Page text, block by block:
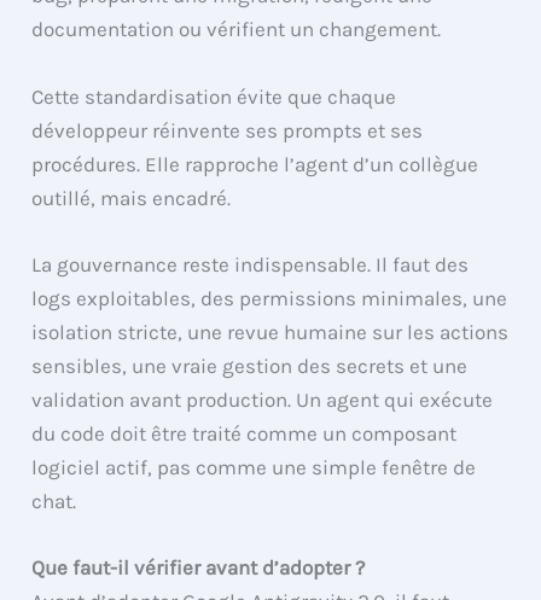
documentation ou vérifient un changement.
Cette standardisation évite que chaque
développeur réinvente ses prompts et ses
procédures. Elle rapproche l’agent d’un collègue
outillé, mais encadré.
La gouvernance reste indispensable. Il faut des
logs exploitables, des permissions minimales, une
isolation stricte, une revue humaine sur les actions
sensibles, une vraie gestion des secrets et une
validation avant production. Un agent qui exécute
du code doit être traité comme un composant
logiciel actif, pas comme une simple fenêtre de
chat.
Que faut-il vérifier avant d’adopter ?